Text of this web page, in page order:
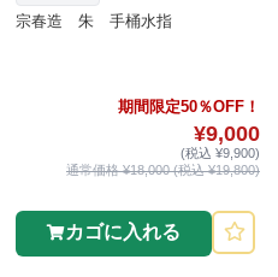
宗春造 朱 手桶水指
期間限定50％OFF！
¥9,000
(税込 ¥9,900)
通常価格 ¥18,000 (税込 ¥19,800)
カゴに入れる